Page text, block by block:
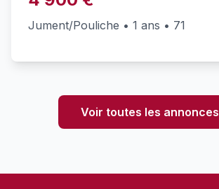
Jument/Pouliche • 1 ans • 71
Voir toutes les annonces